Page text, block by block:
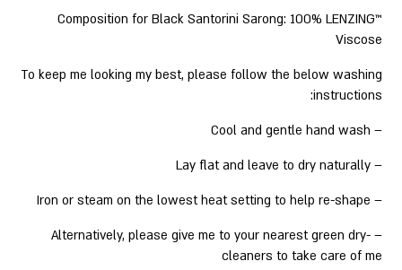
Composition for Black Santorini Sarong: 100% LENZING™
Viscose
To keep me looking my best, please follow the below washing
instructions:
– Cool and gentle hand wash
– Lay flat and leave to dry naturally
– Iron or steam on the lowest heat setting to help re-shape
– Alternatively, please give me to your nearest green dry-
cleaners to take care of me